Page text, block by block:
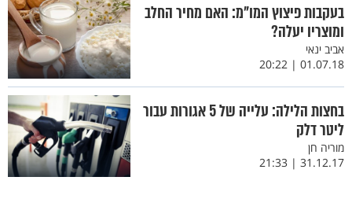
בעקבות פיצוץ המו"מ: האם מחיר החלב
ומוצריו יעלה?
אביב ינאי
01.07.18 | 20:22
בחצות הלילה: עלייה של 5 אגורות עבור
ליטר דלק
מוריה חן
31.12.17 | 21:33